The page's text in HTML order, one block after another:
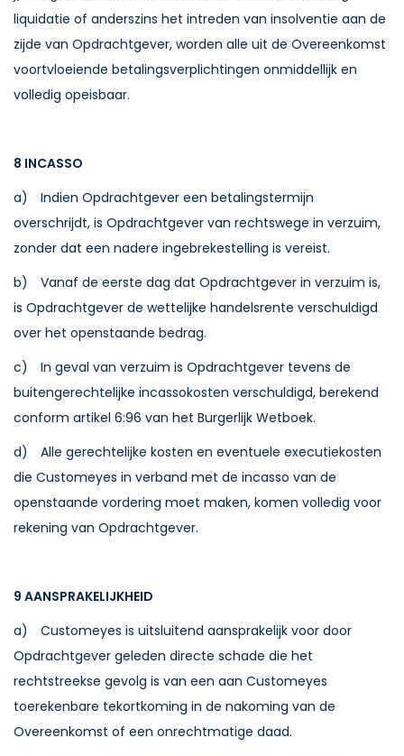
liquidatie of anderszins het intreden van insolventie aan de
zijde van Opdrachtgever, worden alle uit de Overeenkomst
voortvloeiende betalingsverplichtingen onmiddellijk en
volledig opeisbaar.
8 INCASSO
a) Indien Opdrachtgever een betalingstermijn
overschrijdt, is Opdrachtgever van rechtswege in verzuim,
zonder dat een nadere ingebrekestelling is vereist.
b) Vanaf de eerste dag dat Opdrachtgever in verzuim is,
is Opdrachtgever de wettelijke handelsrente verschuldigd
over het openstaande bedrag.
c) In geval van verzuim is Opdrachtgever tevens de
buitengerechtelijke incassokosten verschuldigd, berekend
conform artikel 6:96 van het Burgerlijk Wetboek.
d) Alle gerechtelijke kosten en eventuele executiekosten
die Customeyes in verband met de incasso van de
openstaande vordering moet maken, komen volledig voor
rekening van Opdrachtgever.
9 AANSPRAKELIJKHEID
a) Customeyes is uitsluitend aansprakelijk voor door
Opdrachtgever geleden directe schade die het
rechtstreekse gevolg is van een aan Customeyes
toerekenbare tekortkoming in de nakoming van de
Overeenkomst of een onrechtmatige daad.